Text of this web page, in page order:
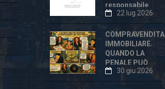
responsabile
anche dopo la
«correzione»
22 lug 2026
COMPRAVENDITA
IMMOBILIARE.
QUANDO LA
PENALE PUÒ
ESSERE
ECCESSIVA E
30 giu 2026